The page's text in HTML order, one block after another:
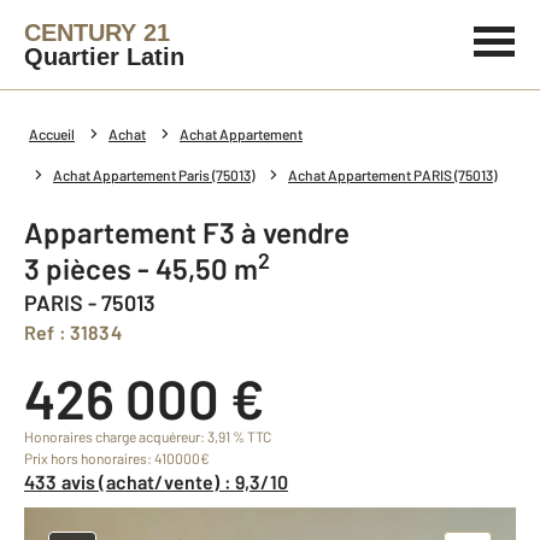
CENTURY 21
Quartier Latin
Accueil Achat Achat Appartement
Achat Appartement Paris (75013) Achat Appartement PARIS (75013)
Appartement F3 à vendre
3 pièces - 45,50 m2
PARIS - 75013
Ref : 31834
426 000 €
Honoraires charge acquéreur: 3,91 % TTC
Prix hors honoraires: 410000€
433 avis (achat/vente) : 9,3/10